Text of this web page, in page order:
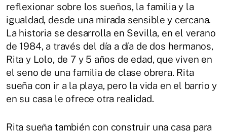
reflexionar sobre los sueños, la familia y la
igualdad, desde una mirada sensible y cercana.
La historia se desarrolla en Sevilla, en el verano
de 1984, a través del día a día de dos hermanos,
Rita y Lolo, de 7 y 5 años de edad, que viven en
el seno de una familia de clase obrera. Rita
sueña con ir a la playa, pero la vida en el barrio y
en su casa le ofrece otra realidad.
Rita sueña también con construir una casa para